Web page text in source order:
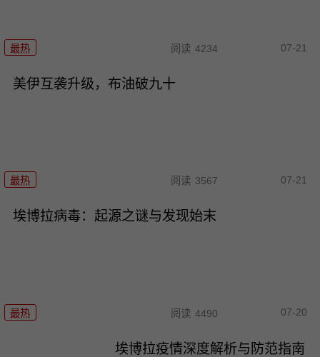
最热 阅读 4234 07-21
美伊互袭升级，布油破九十
最热 阅读 3567 07-21
埃博拉病毒：起源之谜与发现始末
最热 阅读 4490 07-20
埃博拉疫情深度解析与防范指南